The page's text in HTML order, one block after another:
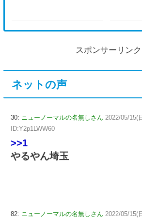
スポンサーリンク
ネットの声
30: ニューノーマルの名無しさん 2022/05/15(
ID:Y2p1LWW60
>>1
やるやん埼玉
82: ニューノーマルの名無しさん 2022/05/15(